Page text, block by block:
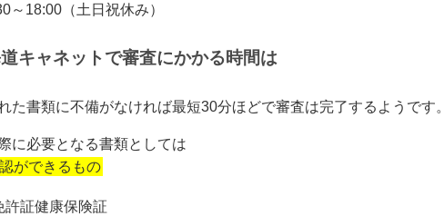
～18:00（土日祝休み）
キャネットで審査にかかる時間は
た書類に不備がなければ最短30分ほどで審査は完了するようです。
に必要となる書類としては
ができるもの
許証健康保険証